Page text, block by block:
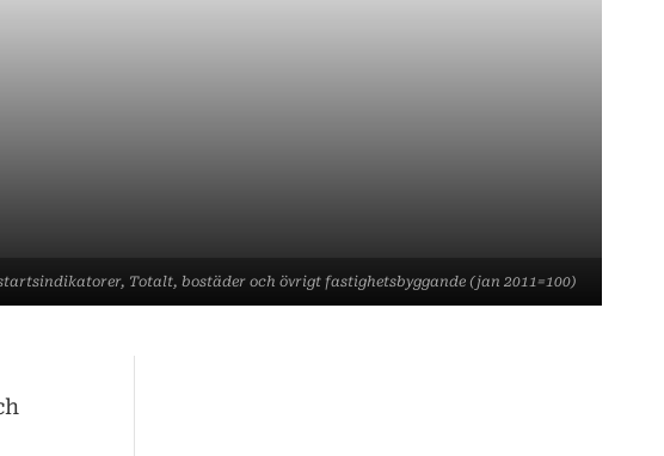
Totalt, bostäder och övrigt fastighetsbyggande (jan 2011=100)